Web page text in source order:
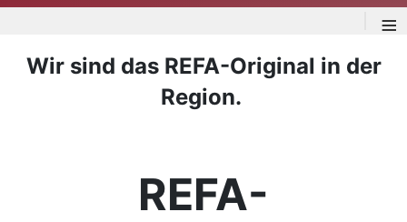
≡
Wir sind das REFA-Original in der
Region.
REFA-